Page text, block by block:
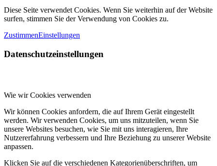
Diese Seite verwendet Cookies. Wenn Sie weiterhin auf der Website
surfen, stimmen Sie der Verwendung von Cookies zu.
ZustimmenEinstellungen
Datenschutzeinstellungen
Wie wir Cookies verwenden
Wir können Cookies anfordern, die auf Ihrem Gerät eingestellt
werden. Wir verwenden Cookies, um uns mitzuteilen, wenn Sie
unsere Websites besuchen, wie Sie mit uns interagieren, Ihre
Nutzererfahrung verbessern und Ihre Beziehung zu unserer Website
anpassen.
Klicken Sie auf die verschiedenen Kategorienüberschriften, um